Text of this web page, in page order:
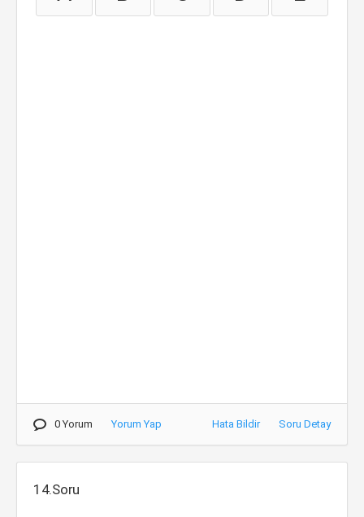
0 Yorum Yorum Yap Hata Bildir Soru Detay
14.Soru